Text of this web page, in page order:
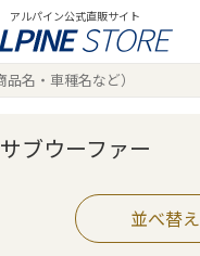
アルパイン公式直販サイト
サブウーファー
並べ替え